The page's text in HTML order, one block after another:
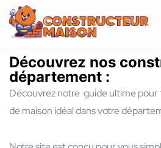
Découvrez nos
département :
Découvrez notre guide ultime
de maison idéal dans votre